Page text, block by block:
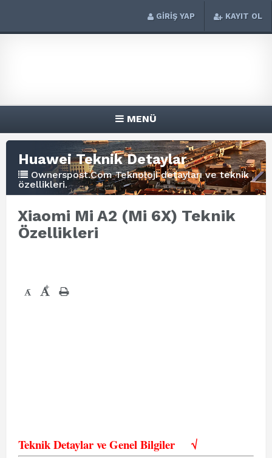
GİRİŞ YAP KAYIT OL
MENÜ
Huawei Teknik Detaylar
Ownerspost.Com Teknoloji detayları ve teknik
özellikleri.
Xiaomi Mi A2 (Mi 6X) Teknik
Özellikleri
- +
Teknik Detaylar ve Genel Bilgiler√